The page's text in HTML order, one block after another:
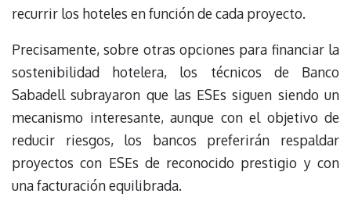
recurrir los hoteles en función de cada proyecto.
Precisamente, sobre otras opciones para financiar la
sostenibilidad hotelera, los técnicos de Banco
Sabadell subrayaron que las ESEs siguen siendo un
mecanismo interesante, aunque con el objetivo de
reducir riesgos, los bancos preferirán respaldar
proyectos con ESEs de reconocido prestigio y con
una facturación equilibrada.